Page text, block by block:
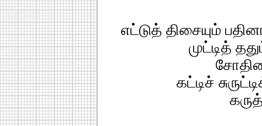
எட்டுத் திசையும்
முட்டித்
கட்டிச்